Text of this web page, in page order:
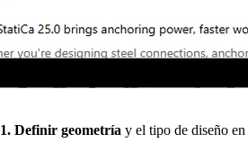
1. Definir geometría y el tipo de diseño en